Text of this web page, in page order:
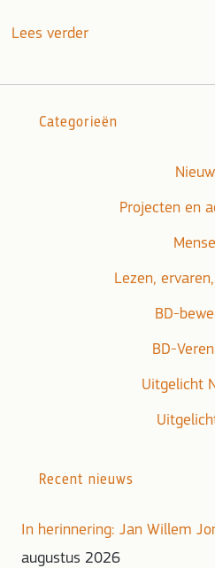
Lees verder
Categorieën
Projecten en
Lezen,
BD-
BD-
Uitgelicht
Recent nieuws
In herinnering: Jan Willem
augustus 2026